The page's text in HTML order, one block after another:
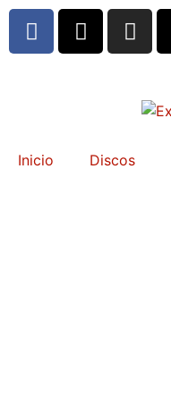
Inicio Discos